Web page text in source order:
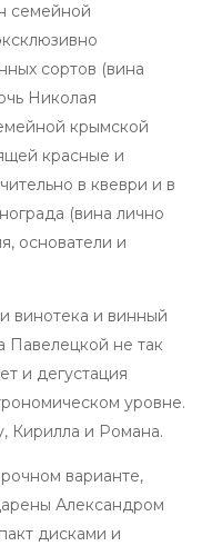
семейной
сортов (вина
Николая
крымской
красные и
в квеври и в
(вина лично
основатели и
винотека и винный
Павелецкой не так
и дегустация
уровне.
Кирилла и Романа.
варианте,
Александром
дисками и